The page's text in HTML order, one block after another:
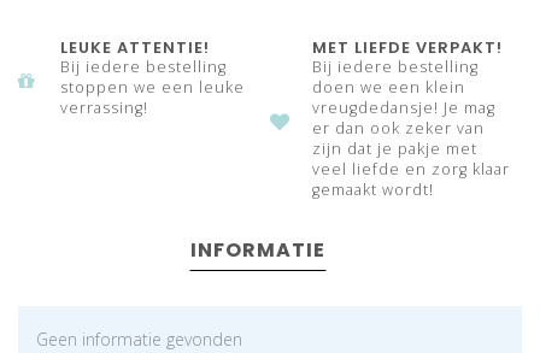
LEUKE ATTENTIE!
Bij iedere bestelling
stoppen we een leuke
verrassing!
MET LIEFDE VERPAKT!
Bij iedere bestelling
doen we een klein
vreugdedansje! Je mag
er dan ook zeker van
zijn dat je pakje met
veel liefde en zorg klaar
gemaakt wordt!
INFORMATIE
Geen informatie gevonden